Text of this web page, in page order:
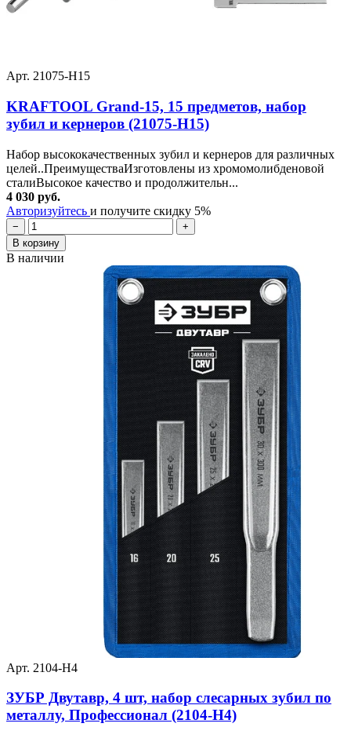
Арт. 21075-H15
KRAFTOOL Grand-15, 15 предметов, набор
зубил и кернеров (21075-H15)
Набор высококачественных зубил и кернеров для различных
целей..ПреимуществаИзготовлены из хромомолибденовой
сталиВысокое качество и продолжительн...
4 030 руб.
Авторизуйтесь и получите скидку 5%
−
+
В корзину
В наличии
Арт. 2104-H4
ЗУБР Двутавр, 4 шт, набор слесарных зубил по
металлу, Профессионал (2104-H4)